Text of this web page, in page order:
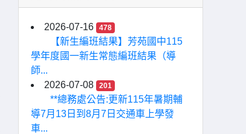
2026-07-16 478
【新生編班結果】芳苑國中115
學年度國一新生常態編班結果（導
師...
2026-07-08
201
**總務處公告:更新115年暑期輔
導7月13日到8月7日交通車上學發
車...